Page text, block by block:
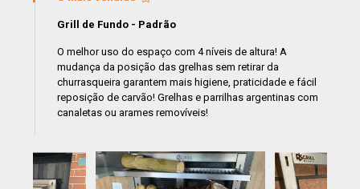
Grill de Fundo - Padrão
O melhor uso do espaço com 4 níveis de altura! A
mudança da posição das grelhas sem retirar da
churrasqueira garantem mais higiene, praticidade e fácil
reposição de carvão! Grelhas e parrilhas argentinas com
canaletas ou arames removíveis!